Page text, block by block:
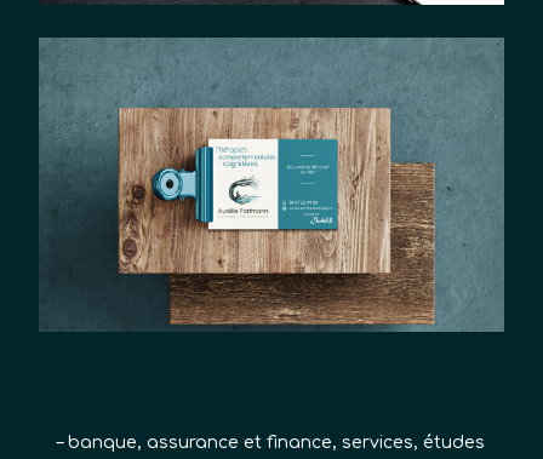
–banque, assurance et finance, services, études